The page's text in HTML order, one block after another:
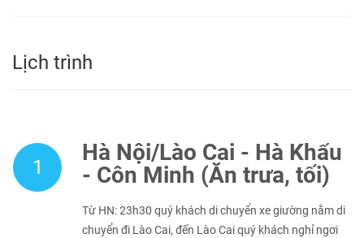
Lịch trình
1
Hà Nội/Lào Cai - Hà Khẩu
- Côn Minh (Ăn trưa, tối)
Từ HN: 23h30 quý khách di chuyển xe giường nằm di
chuyển đi Lào Cai, đến Lào Cai quý khách nghỉ ngơi